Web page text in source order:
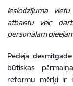
Ieslodzījuma
atbalstu veic
personālam
Pēdējā
būtiskas
reformu mērķi ir